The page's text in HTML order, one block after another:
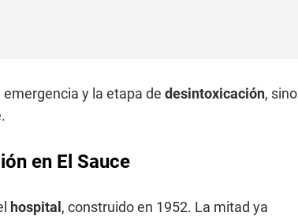
y la etapa de desintoxicación, sino
en El Sauce
hospital , construido en 1952. La mitad ya